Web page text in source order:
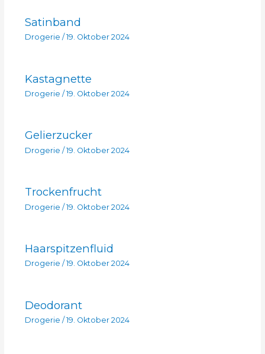
Satinband
Drogerie / 19. Oktober 2024
Kastagnette
Drogerie / 19. Oktober 2024
Gelierzucker
Drogerie /19. Oktober 2024
Trockenfrucht
Drogerie /19. Oktober 2024
Haarspitzenfluid
Drogerie / 19. Oktober 2024
Deodorant
Drogerie / 19. Oktober 2024